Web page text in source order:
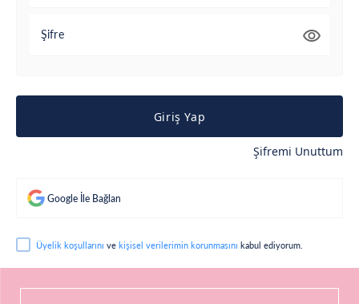
Şifre
Giriş Yap
Şifremi Unuttum
Google İle Bağlan
Üyelik koşullarını ve kişisel verilerimin korunmasını kabul ediyorum.